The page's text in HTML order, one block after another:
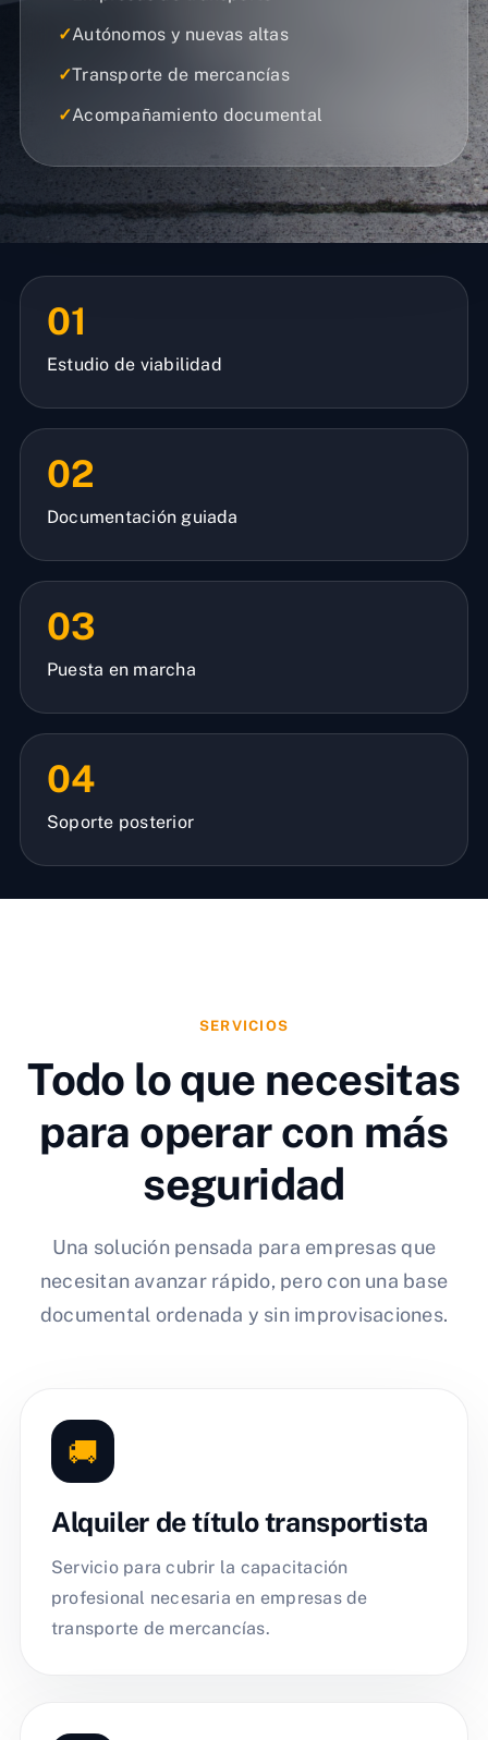
✓Autónomos y nuevas altas
✓Transporte de mercancías
✓Acompañamiento documental
01
Estudio de viabilidad
02
Documentación guiada
03
Puesta en marcha
04
Soporte posterior
SERVICIOS
Todo lo que necesitas
para operar con más
seguridad
Una solución pensada para empresas que
necesitan avanzar rápido, pero con una base
documental ordenada y sin improvisaciones.
🚚
Alquiler de título transportista
Servicio para cubrir la capacitación
profesional necesaria en empresas de
transporte de mercancías.